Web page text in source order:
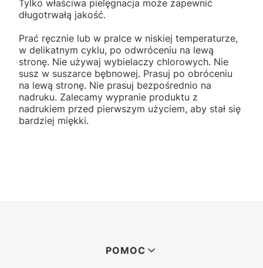
Tylko właściwa pielęgnacja może zapewnić
długotrwałą jakość.
Prać ręcznie lub w pralce w niskiej temperaturze,
w delikatnym cyklu, po odwróceniu na lewą
stronę. Nie używaj wybielaczy chlorowych. Nie
susz w suszarce bębnowej. Prasuj po obróceniu
na lewą stronę. Nie prasuj bezpośrednio na
nadruku. Zalecamy wypranie produktu z
nadrukiem przed pierwszym użyciem, aby stał się
bardziej miękki.
POMOC